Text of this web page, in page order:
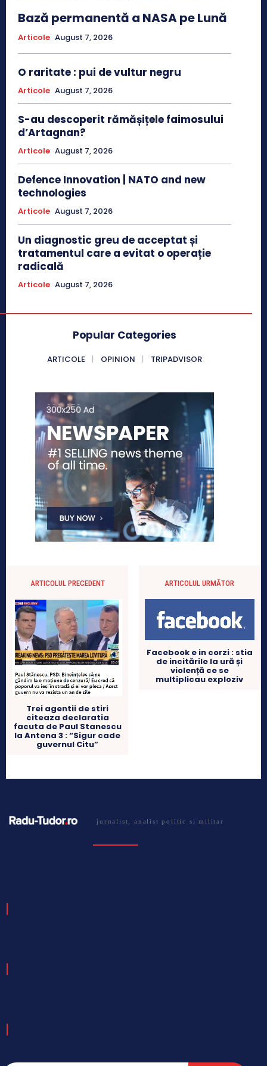
Bază permanentă a NASA pe Lună
Articole August 7, 2026
O raritate : pui de vultur negru
Articole August 7, 2026
S-au descoperit rămășițele faimosului
d’Artagnan?
Articole August 7, 2026
Defence Innovation | NATO and new
technologies
Articole August 7, 2026
Un diagnostic greu de acceptat și
tratamentul care a evitat o operație
radicală
Articole August 7, 2026
Popular Categories
ARTICOLE OPINION TRIPADVISOR
ARTICOLUL PRECEDENT
Trei agentii de stiri
citeaza declaratia
facuta de Paul Stanescu
la Antena 3 : “Sigur cade
guvernul Citu”
ARTICOLUL URMĂTOR
Facebook e in corzi : stia
de incitările la ură și
violență ce se
multiplicau exploziv
jurnalist, analist politic si militar